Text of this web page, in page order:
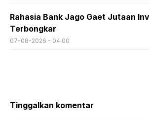
Rahasia Bank Jago Gaet Jutaan
Terbongkar
07-08-2026 - 04.00
Tinggalkan komentar